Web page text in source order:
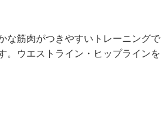
な筋肉がつきやすいトレーニングで
。ウエストライン・ヒップラインを